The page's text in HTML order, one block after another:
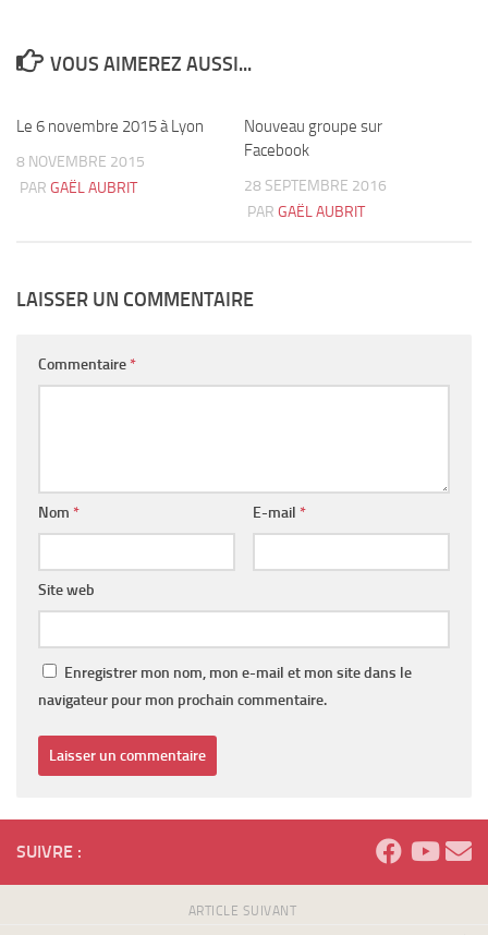
VOUS AIMEREZ AUSSI...
Le 6 novembre 2015 à Lyon
8 NOVEMBRE 2015
PAR GAËL AUBRIT
Nouveau groupe sur
Facebook
28 SEPTEMBRE 2016
PAR GAËL AUBRIT
LAISSER UN COMMENTAIRE
Commentaire *
Nom * E-mail *
Site web
Enregistrer mon nom, mon e-mail et mon site dans le
navigateur pour mon prochain commentaire.
SUIVRE :
ARTICLE SUIVANT